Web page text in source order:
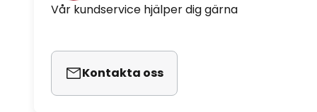
Vår kundservice hjälper dig gärna
Kontakta oss